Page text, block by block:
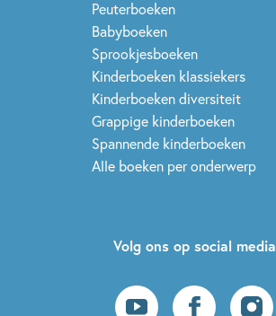
Peuterboeken
Babyboeken
Sprookjesboeken
Kinderboeken klassiekers
Kinderboeken diversiteit
Grappige kinderboeken
Spannende kinderboeken
Alle boeken per onderwerp
Volg ons op social media